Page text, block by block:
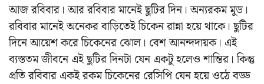
আজ রবিবার। আর রবিবার মানেই ছুটির দিন। অন্যরকম মুড।
রবিবার মানেই অনেকর বাড়িতেই চিকেন রান্না হয়ে থাকে। ছুটির
দিনে আয়েশ করে চিকেনের ঝোল। বেশ আনন্দদায়ক। এই
ব্যস্ততম জীবনে এই ছুটির দিনটা যেন একটু হলেও শান্তির। কিন্তু
প্রতি রবিবার একই রকম চিকেনের রেসিপি যেন হয়ে ওঠে বড্ড